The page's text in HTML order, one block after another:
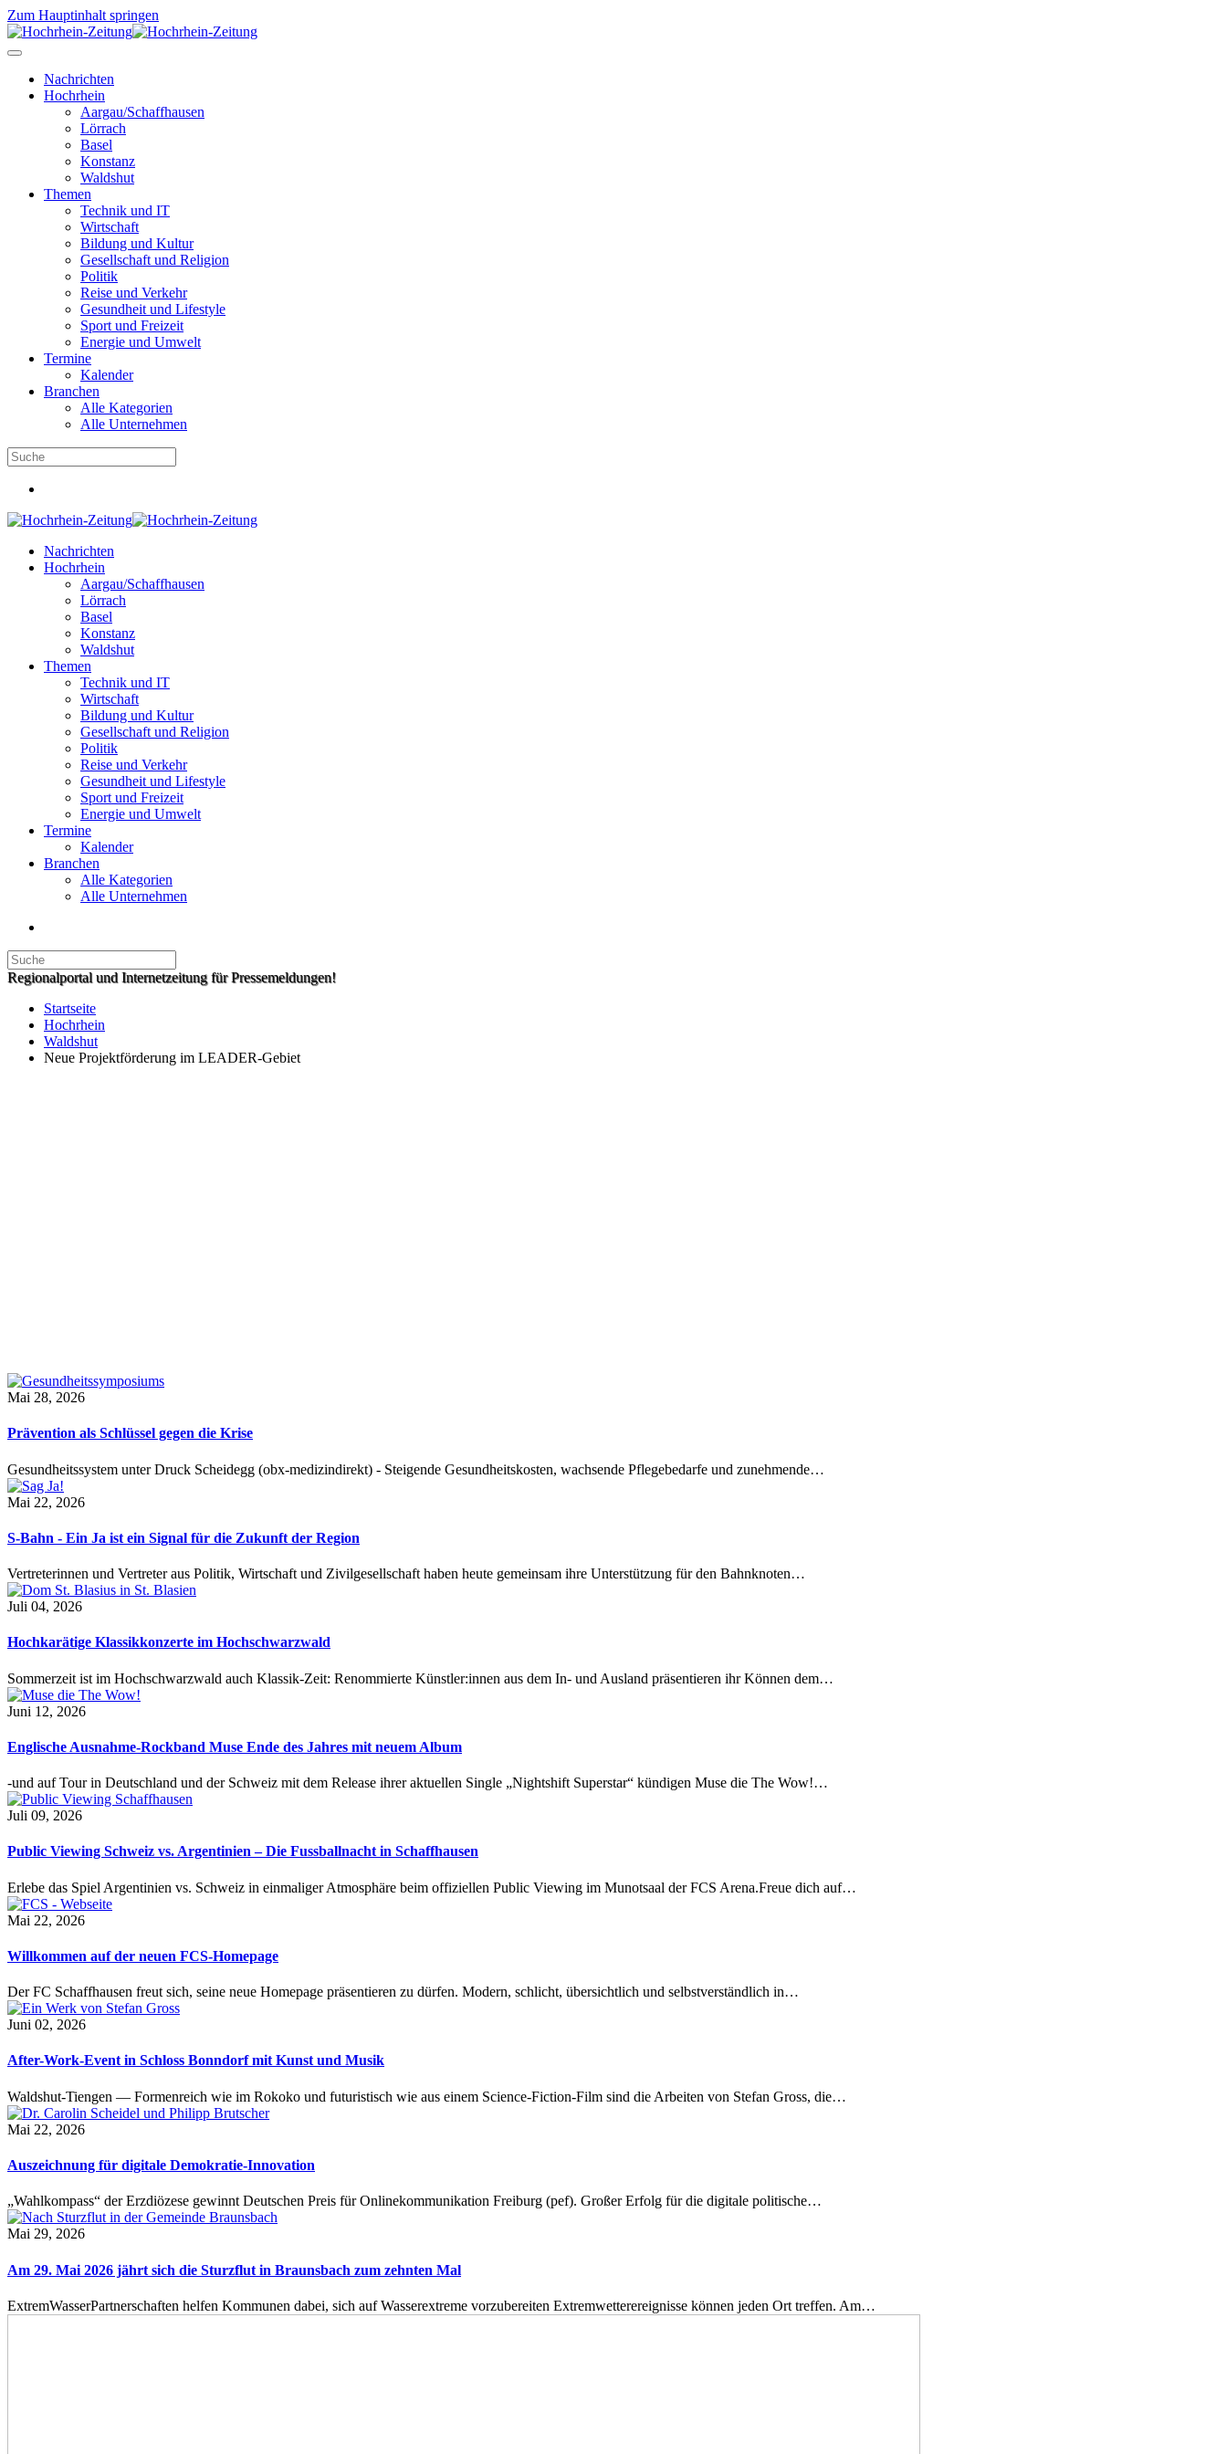
Zum Hauptinhalt springen
Nachrichten
Hochrhein
Aargau/Schaffhausen
Lörrach
Basel
Konstanz
Waldshut
Themen
Technik und IT
Wirtschaft
Bildung und Kultur
Gesellschaft und Religion
Politik
Reise und Verkehr
Gesundheit und Lifestyle
Sport und Freizeit
Energie und Umwelt
Termine
Kalender
Branchen
Alle Kategorien
Alle Unternehmen
Nachrichten
Hochrhein
Aargau/Schaffhausen
Lörrach
Basel
Konstanz
Waldshut
Themen
Technik und IT
Wirtschaft
Bildung und Kultur
Gesellschaft und Religion
Politik
Reise und Verkehr
Gesundheit und Lifestyle
Sport und Freizeit
Energie und Umwelt
Termine
Kalender
Branchen
Alle Kategorien
Alle Unternehmen
Regionalportal und Internetzeitung für Pressemeldungen!
Startseite
Hochrhein
Waldshut
Neue Projektförderung im LEADER-Gebiet
Mai 28, 2026
Prävention als Schlüssel gegen die Krise
Gesundheitssystem unter Druck Scheidegg (obx-medizindirekt) - Steigende Gesundheitskosten, wachsende Pflegebedarfe und zunehmende…
Mai 22, 2026
S-Bahn - Ein Ja ist ein Signal für die Zukunft der Region
Vertreterinnen und Vertreter aus Politik, Wirtschaft und Zivilgesellschaft haben heute gemeinsam ihre Unterstützung für den Bahnknoten…
Juli 04, 2026
Hochkarätige Klassikkonzerte im Hochschwarzwald
Sommerzeit ist im Hochschwarzwald auch Klassik-Zeit: Renommierte Künstler:innen aus dem In- und Ausland präsentieren ihr Können dem…
Juni 12, 2026
Englische Ausnahme-Rockband Muse Ende des Jahres mit neuem Album
-und auf Tour in Deutschland und der Schweiz mit dem Release ihrer aktuellen Single „Nightshift Superstar“ kündigen Muse die The Wow!…
Juli 09, 2026
Public Viewing Schweiz vs. Argentinien – Die Fussballnacht in Schaffhausen
Erlebe das Spiel Argentinien vs. Schweiz in einmaliger Atmosphäre beim offiziellen Public Viewing im Munotsaal der FCS Arena.Freue dich auf…
Mai 22, 2026
Willkommen auf der neuen FCS-Homepage
Der FC Schaffhausen freut sich, seine neue Homepage präsentieren zu dürfen. Modern, schlicht, übersichtlich und selbstverständlich in…
Juni 02, 2026
After-Work-Event in Schloss Bonndorf mit Kunst und Musik
Waldshut-Tiengen — Formenreich wie im Rokoko und futuristisch wie aus einem Science-Fiction-Film sind die Arbeiten von Stefan Gross, die…
Mai 22, 2026
Auszeichnung für digitale Demokratie-Innovation
„Wahlkompass“ der Erzdiözese gewinnt Deutschen Preis für Onlinekommunikation Freiburg (pef). Großer Erfolg für die digitale politische…
Mai 29, 2026
Am 29. Mai 2026 jährt sich die Sturzflut in Braunsbach zum zehnten Mal
ExtremWasserPartnerschaften helfen Kommunen dabei, sich auf Wasserextreme vorzubereiten Extremwetterereignisse können jeden Ort treffen. Am…